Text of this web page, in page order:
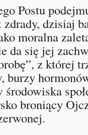
zdrady, dzisiaj
moralna
da się jej
z której
burzy
broniący